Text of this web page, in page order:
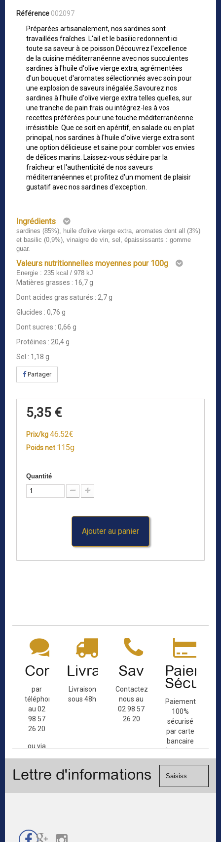
Référence 002097
Préparées artisanalement, nos sardines sont
travaillées fraîches. L'ail et le basilic redonnent ici
toute sa saveur à ce poisson.Découvrez l'excellence
de la cuisine méditerranéenne avec nos succulentes
sardines à l'huile d'olive vierge extra, agrémentées
d'un bouquet d'aromates sélectionnés avec soin pour
une explosion de saveurs inégalée.Savourez nos
sardines à l'huile d'olive vierge extra telles quelles, sur
une tranche de pain frais ou intégrez-les à vos
recettes préférées pour une touche méditerranéenne
irrésistible. Que ce soit en apéritif, en salade ou en plat
principal, nos sardines à l'huile d'olive vierge extra sont
une option délicieuse et saine pour combler vos envies
de délices marins. Laissez-vous séduire par la
fraîcheur et l'authenticité de nos saveurs
méditerranéennes et profitez d'un moment de plaisir
gustatif avec nos sardines d'exception.
Ingrédients
sardines (85%), huile d'olive vierge extra, aromates dont all (3%)
et basilic (0,9%), vinaigre de vin, sel, épaississants : gomme
guar.
Valeurs nutritionnelles moyennes pour 100g
Energie : 235 kcal / 978 kJ
Matières grasses : 16,7 g
Dont acides gras saturés : 2,7 g
Glucides : 0,76 g
Dont sucres : 0,66 g
Protéines : 20,4 g
Sel : 1,18 g
Partager
5,35 €
Prix/kg46.52€
Poids net 115g
Quantité
Ajouter au panier
Contact
par
téléphone
au 02
98 57
26 20
ou via
de
Livraison
Livraison
sous 48h
Sav
Contactez-
nous au
02 98 57
26 20
Paiement
100%
sécurisé
par carte
bancaire
(Mastercard,
Visa, ...) et
Lettre d'informations